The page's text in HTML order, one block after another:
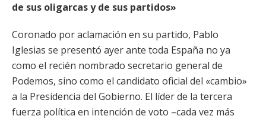
de sus oligarcas y de sus partidos»
Coronado por aclamación en su partido, Pablo
Iglesias se presentó ayer ante toda España no ya
como el recién nombrado secretario general de
Podemos, sino como el candidato oficial del «cambio»
a la Presidencia del Gobierno. El líder de la tercera
fuerza política en intención de voto –cada vez más